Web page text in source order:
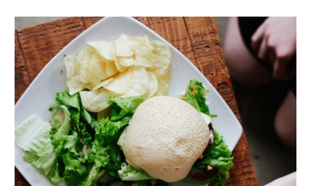
u
t
"
O
u
r
a
p
p
r